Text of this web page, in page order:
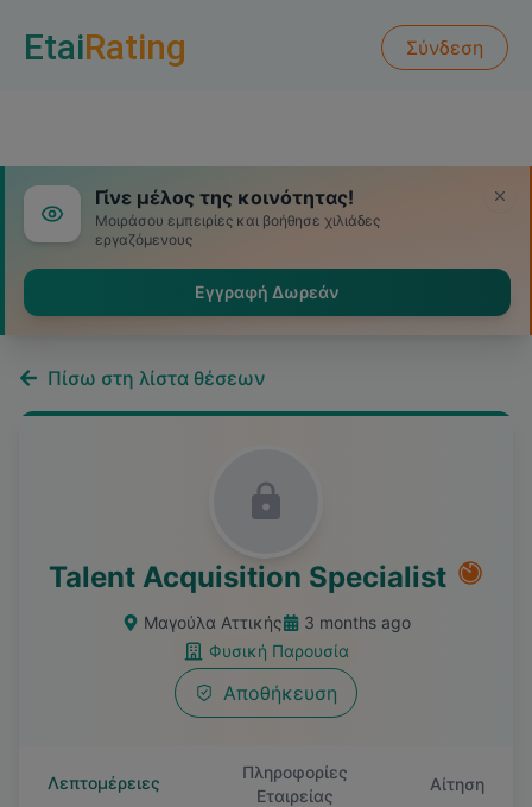
EtaiRating Σύνδεση
Γίνε μέλος της κοινότητας!
Μοιράσου εμπειρίες και βοήθησε χιλιάδες
εργαζόμενους
Εγγραφή Δωρεάν
Πίσω στη λίστα θέσεων
Talent Acquisition Specialist
Μαγούλα Αττικής
3 months ago
Φυσική Παρουσία
Αποθήκευση
Λεπτομέρειες
Πληροφορίες
Εταιρείας
Αίτηση